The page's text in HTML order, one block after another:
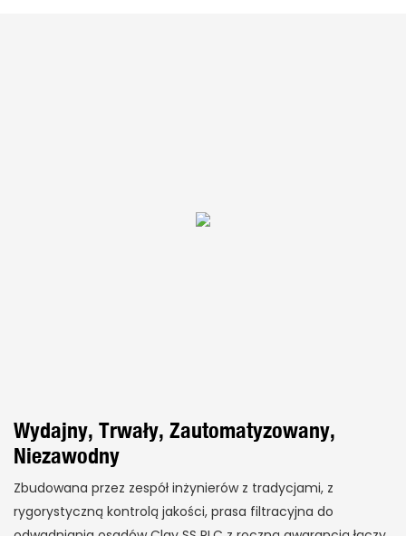
Wydajny, Trwały, Zautomatyzowany,
Niezawodny
Zbudowana przez zespół inżynierów z tradycjami, z
rygorystyczną kontrolą jakości, prasa filtracyjna do